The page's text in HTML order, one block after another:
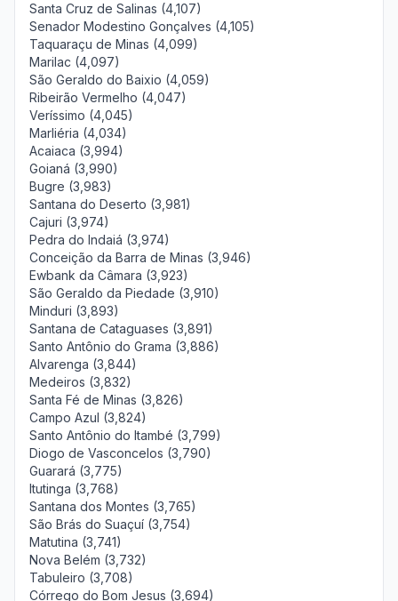
Santa Cruz de Salinas (4,107)
Senador Modestino Gonçalves (4,105)
Taquaraçu de Minas (4,099)
Marilac (4,097)
São Geraldo do Baixio (4,059)
Ribeirão Vermelho (4,047)
Veríssimo (4,045)
Marliéria (4,034)
Acaiaca (3,994)
Goianá (3,990)
Bugre (3,983)
Santana do Deserto (3,981)
Cajuri (3,974)
Pedra do Indaiá (3,974)
Conceição da Barra de Minas (3,946)
Ewbank da Câmara (3,923)
São Geraldo da Piedade (3,910)
Minduri (3,893)
Santana de Cataguases (3,891)
Santo Antônio do Grama (3,886)
Alvarenga (3,844)
Medeiros (3,832)
Santa Fé de Minas (3,826)
Campo Azul (3,824)
Santo Antônio do Itambé (3,799)
Diogo de Vasconcelos (3,790)
Guarará (3,775)
Itutinga (3,768)
Santana dos Montes (3,765)
São Brás do Suaçuí (3,754)
Matutina (3,741)
Nova Belém (3,732)
Tabuleiro (3,708)
Córrego do Bom Jesus (3,694)